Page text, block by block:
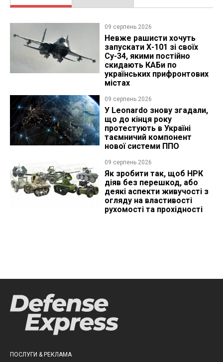
09 серпень 2026
Невже рашисти хочуть
запускати Х-101 зі своїх
Су-34, якими постійно
скидають КАБи по
українських прифронтових
містах
09 серпень 2026
У Leonardo знову згадали,
що до кінця року
протестують в Україні
таємничий компонент
нової системи ППО
09 серпень 2026
Як зробити так, щоб НРК
діяв без перешкод, або
деякі аспекти живучості з
огляду на властивості
рухомості та прохідності
ПОСЛУГИ & РЕКЛАМА